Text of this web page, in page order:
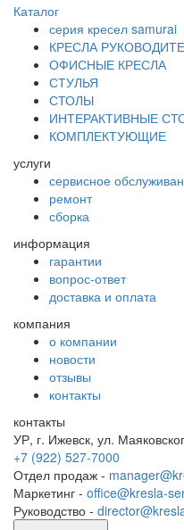
Каталог
серия кресел samurai
КРЕСЛА
ОФИСНЫЕ КРЕСЛА
СТУЛЬЯ
СТОЛЫ
ИНТЕРАКТИВНЫЕ
КОМПЛЕКТУЮЩИЕ
услуги
сервисное
ремонт
сборка
информация
гарантии
вопрос-ответ
доставка и оплата
компания
о компании
новости
отзывы
контакты
контакты
УР, г. Ижевск, ул.
+7 (922) 527-7000
Отдел продаж -
Маркетинг - office@kresla-
Руководство -